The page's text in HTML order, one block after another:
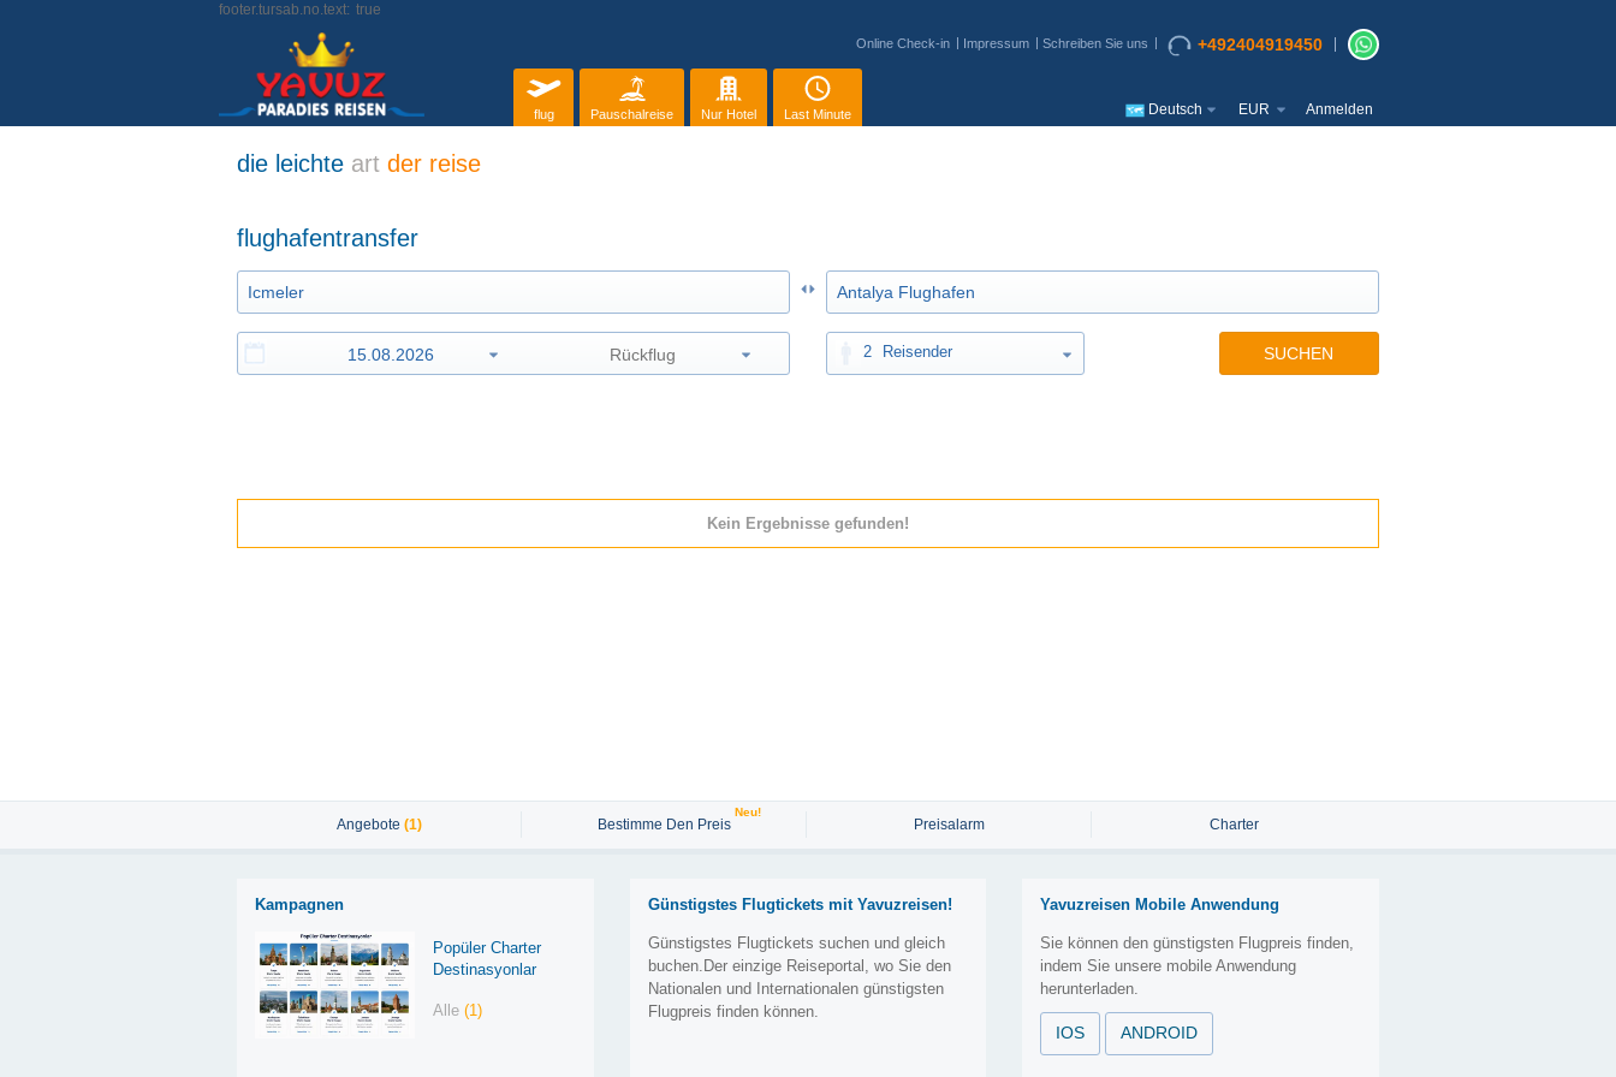
footer.tursab.no.text: true
Online Check-in Impressum Schreiben Sie uns +492404919450
flug Pauschalreise Nur Hotel Last Minute Deutsch EUR Anmelden
die leichte art der reise
flughafentransfer
2 Reisender SUCHEN
Kein Ergebnisse gefunden!
Angebote (1) Bestimme Den Preis
Neu!
Preisalarm Charter
Kampagnen
Popüler Charter
Destinasyonlar
Alle(1)
Günstigstes Flugtickets mit Yavuzreisen!
Günstigstes Flugtickets suchen und gleich
buchen.Der einzige Reiseportal, wo Sie den
Nationalen und Internationalen günstigsten
Flugpreis finden können.
Yavuzreisen Mobile Anwendung
Sie können den günstigsten Flugpreis finden,
indem Sie unsere mobile Anwendung
herunterladen.
IOS ANDROID